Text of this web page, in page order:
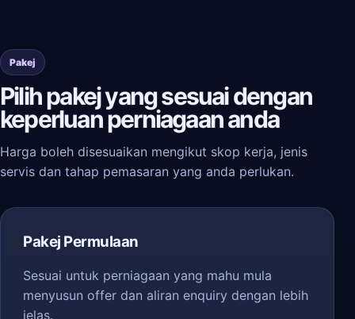
Pakej
Pilih pakej yang sesuai dengan
keperluan perniagaan anda
Harga boleh disesuaikan mengikut skop kerja, jenis
servis dan tahap pemasaran yang anda perlukan.
Pakej Permulaan
Sesuai untuk perniagaan yang mahu mula
menyusun offer dan aliran enquiry dengan lebih
jelas.